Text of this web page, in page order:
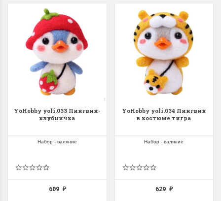
YoHobby yoli.033 Пингвин-
клубничка
Набор - валяние
609 ₽
YoHobby yoli.034 Пингвин
в костюме тигра
Набор - валяние
629₽